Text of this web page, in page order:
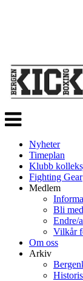
Veksle
navigasjon
Nyheter
Timeplan
Klubb
Fighting Gear
Medlem
Bli
Endre/
Vilkår
Om oss
Arkiv